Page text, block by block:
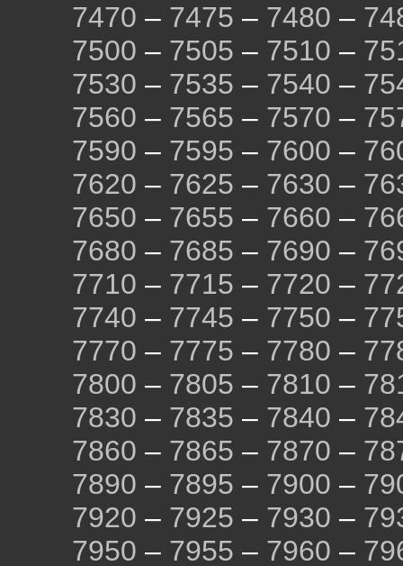
7470 – 7475 – 7480 –
7500 – 7505 – 7510 –
7530 – 7535 – 7540 –
7560 – 7565 – 7570 –
7590 – 7595 – 7600 –
7620 – 7625 – 7630 –
7650 – 7655 – 7660 –
7680 – 7685 – 7690 –
7710 – 7715 – 7720 –
7740 – 7745 – 7750 –
7770 – 7775 – 7780 –
7800 – 7805 – 7810 –
7830 – 7835 – 7840 –
7860 – 7865 – 7870 –
7890 – 7895 – 7900 –
7920 – 7925 – 7930 –
7950 – 7955 – 7960 –